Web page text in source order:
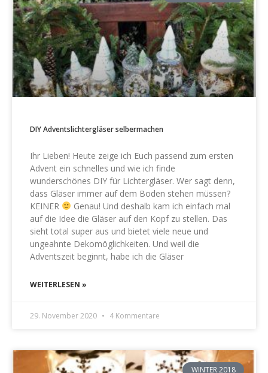
DIY Adventslichtergläser selbermachen
Ihr Lieben! Heute zeige ich Euch passend zum ersten
Advent ein schnelles und wie ich finde
wunderschönes DIY für Lichtergläser. Wer sagt denn,
dass Gläser immer auf dem Boden stehen müssen?
KEINER
Genau! Und deshalb kam ich einfach mal
auf die Idee die Gläser auf den Kopf zu stellen. Das
sieht total super aus und bietet viele neue und
ungeahnte Dekomöglichkeiten. Und weil die
Adventszeit beginnt, habe ich die Gläser
WEITERLESEN »
29. November 2020 4 Kommentare
WINTER 2018